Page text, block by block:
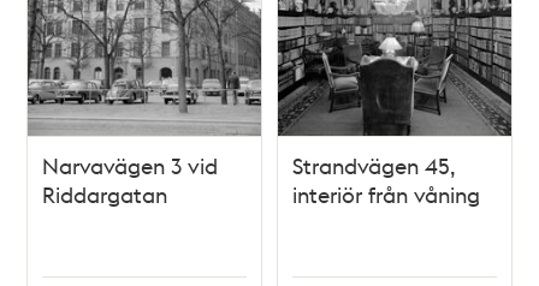
Narvavägen 3 vid
Riddargatan
Strandvägen 45,
interiör från våning